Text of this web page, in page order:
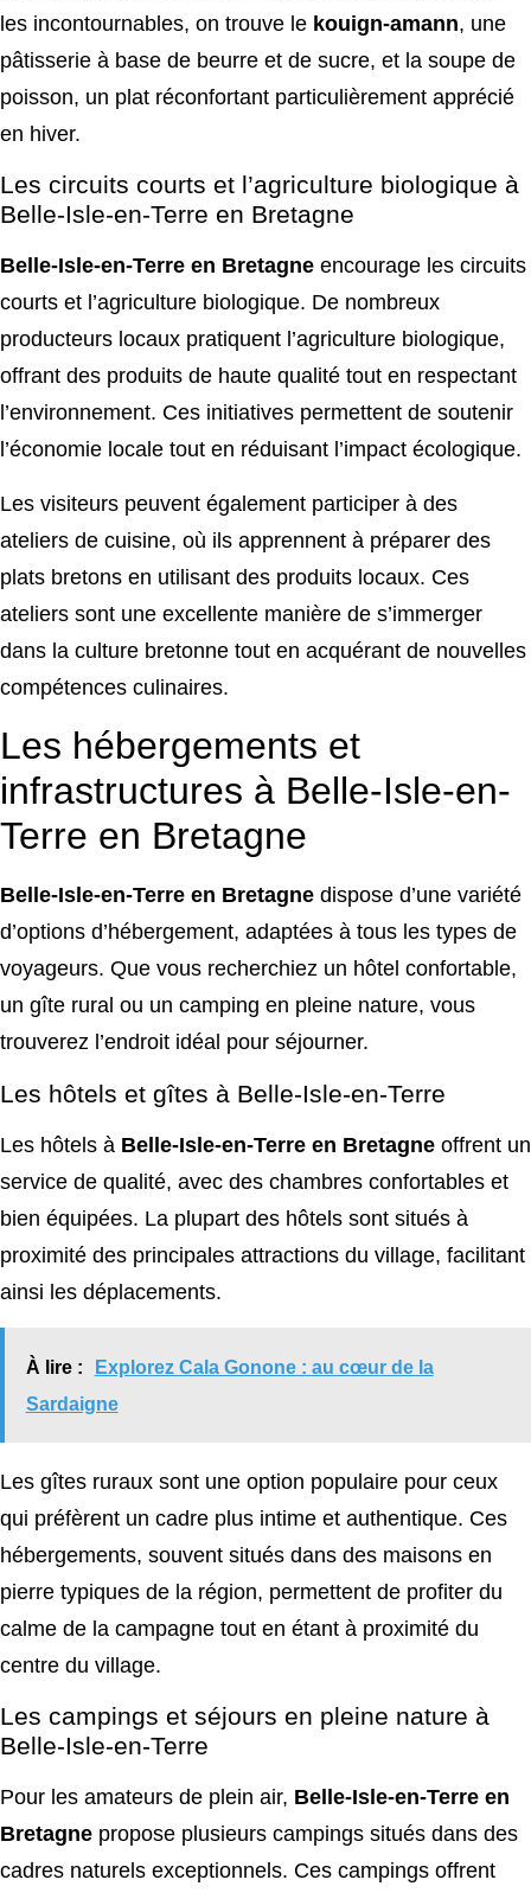
les incontournables, on trouve le kouign-amann, une
pâtisserie à base de beurre et de sucre, et la soupe de
poisson, un plat réconfortant particulièrement apprécié
en hiver.
Les circuits courts et l’agriculture biologique à
Belle-Isle-en-Terre en Bretagne
Belle-Isle-en-Terre en Bretagne encourage les circuits
courts et l’agriculture biologique. De nombreux
producteurs locaux pratiquent l’agriculture biologique,
offrant des produits de haute qualité tout en respectant
l’environnement. Ces initiatives permettent de soutenir
l’économie locale tout en réduisant l’impact écologique.
Les visiteurs peuvent également participer à des
ateliers de cuisine, où ils apprennent à préparer des
plats bretons en utilisant des produits locaux. Ces
ateliers sont une excellente manière de s’immerger
dans la culture bretonne tout en acquérant de nouvelles
compétences culinaires.
Les hébergements et
infrastructures à Belle-Isle-en-
Terre en Bretagne
Belle-Isle-en-Terre en Bretagne dispose d’une variété
d’options d’hébergement, adaptées à tous les types de
voyageurs. Que vous recherchiez un hôtel confortable,
un gîte rural ou un camping en pleine nature, vous
trouverez l’endroit idéal pour séjourner.
Les hôtels et gîtes à Belle-Isle-en-Terre
Les hôtels à Belle-Isle-en-Terre en Bretagne offrent un
service de qualité, avec des chambres confortables et
bien équipées. La plupart des hôtels sont situés à
proximité des principales attractions du village, facilitant
ainsi les déplacements.
À lire :
Explorez Cala Gonone : au cœur de la
Sardaigne
Les gîtes ruraux sont une option populaire pour ceux
qui préfèrent un cadre plus intime et authentique. Ces
hébergements, souvent situés dans des maisons en
pierre typiques de la région, permettent de profiter du
calme de la campagne tout en étant à proximité du
centre du village.
Les campings et séjours en pleine nature à
Belle-Isle-en-Terre
Pour les amateurs de plein air, Belle-Isle-en-Terre en
Bretagne propose plusieurs campings situés dans des
cadres naturels exceptionnels. Ces campings offrent